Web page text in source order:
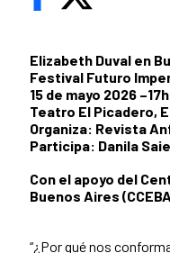
Elizabeth Duval en
Festival Futuro
15 de mayo 2026 –17h
Teatro El Picadero,
Organiza: Revista
Participa: Danila
Con el apoyo del
Buenos Aires
“¿Por qué nos